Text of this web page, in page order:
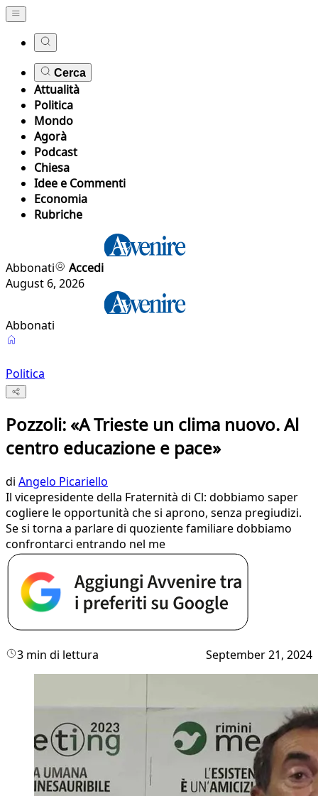
Cerca
Attualità
Politica
Mondo
Agorà
Podcast
Chiesa
Idee e Commenti
Economia
Rubriche
Abbonati
Accedi
August 6, 2026
Abbonati
Politica
Pozzoli: «A Trieste un clima nuovo. Al
centro educazione e pace»
di Angelo Picariello
Il vicepresidente della Fraternità di Cl: dobbiamo saper
cogliere le opportunità che si aprono, senza pregiudizi.
Se si torna a parlare di quoziente familiare dobbiamo
confrontarci entrando nel me
3 min di lettura September 21, 2024